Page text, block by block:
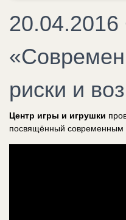
риски и
Центр игры и игрушки
посвящённый современным